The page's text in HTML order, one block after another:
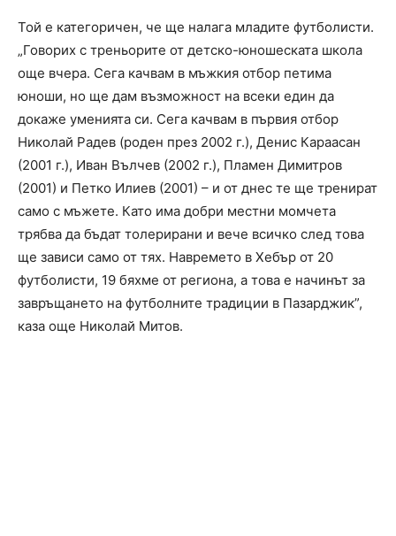
Той е категоричен, че ще налага младите футболисти.
„Говорих с треньорите от детско-юношеската школа
още вчера. Сега качвам в мъжкия отбор петима
юноши, но ще дам възможност на всеки един да
докаже уменията си. Сега качвам в първия отбор
Николай Радев (роден през 2002 г.), Денис Караасан
(2001 г.), Иван Вълчев (2002 г.), Пламен Димитров
(2001) и Петко Илиев (2001) – и от днес те ще тренират
само с мъжете. Като има добри местни момчета
трябва да бъдат толерирани и вече всичко след това
ще зависи само от тях. Навремето в Хебър от 20
футболисти, 19 бяхме от региона, а това е начинът за
завръщането на футболните традиции в Пазарджик”,
каза още Николай Митов.